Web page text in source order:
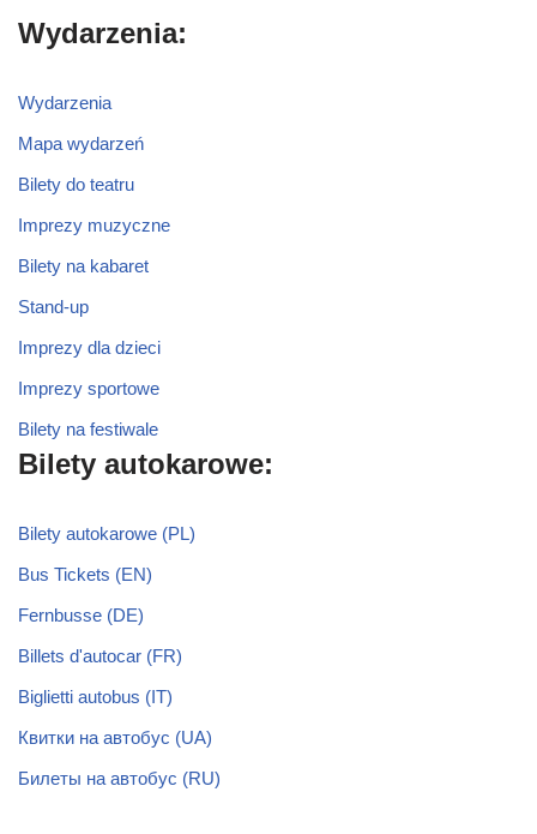
Wydarzenia:
Wydarzenia
Mapa wydarzeń
Bilety do teatru
Imprezy muzyczne
Bilety na kabaret
Stand-up
Imprezy dla dzieci
Imprezy sportowe
Bilety na festiwale
Bilety autokarowe:
Bilety autokarowe (PL)
Bus Tickets (EN)
Fernbusse (DE)
Billets d'autocar (FR)
Biglietti autobus (IT)
Квитки на автобус (UA)
Билеты на автобус (RU)